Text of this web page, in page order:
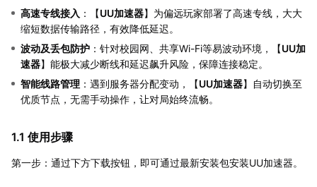
高速专线接入 ：【UU加速器】为偏远玩家部署了高速专线，大大
缩短数据传输路径，有效降低延迟。
波动及丢包防护 ：针对校园网、共享Wi-Fi等易波动环境，【UU加
速器】能极大减少断线和延迟飙升风险，保障连接稳定。
智能线路管理 ：遇到服务器分配变动，【UU加速器】自动切换至
优质节点，无需手动操作，让对局始终流畅。
1.1 使用步骤
第一步：通过下方下载按钮，即可通过最新安装包安装UU加速器。